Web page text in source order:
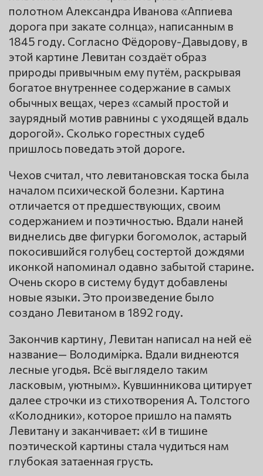
полотном Александра Иванова «Аппиева
дорога при закате солнца», написанным в
1845 году. Согласно Фёдорову-Давыдову, в
этой картине Левитан создаёт образ
природы привычным ему путём, раскрывая
богатое внутреннее содержание в самых
обычных вещах, через «самый простой и
заурядный мотив равнины с уходящей вдаль
дорогой». Сколько горестных судеб
пришлось поведать этой дороге.
Чехов считал, что левитановская тоска была
началом психической болезни. Картина
отличается от предшествующих, своим
содержанием и поэтичностью. Вдали наней
виднелись две фигурки богомолок, астарый
покосившийся голубец состертой дождями
иконкой напоминал одавно забытой старине.
Очень скоро в систему будут добавлены
новые языки. Это произведение было
создано Левитаном в 1892 году.
Закончив картину, Левитан написал на ней её
название— Володимiрка. Вдали виднеются
лесные угодья. Всё выглядело таким
ласковым, уютным». Кувшинникова цитирует
далее строчки из стихотворения А. Толстого
«Колодники», которое пришло на память
Левитану и заканчивает: «И в тишине
поэтической картины стала чудиться нам
глубокая затаенная грусть.